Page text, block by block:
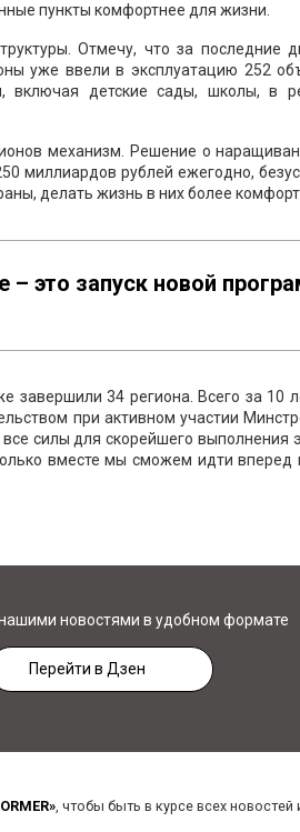
пункты комфортнее для жизни.
Отмечу, что за последние
уже ввели в эксплуатацию 252
включая детские сады, школы, в
механизм. Решение о
миллиардов рублей ежегодно,
делать жизнь в них более
это запуск новой
34 региона. Всего за 10
при активном участии
силы для скорейшего выполнения
вместе мы сможем идти вперед
новостями в удобном формате
Перейти в Дзен
, чтобы быть в курсе всех новостей